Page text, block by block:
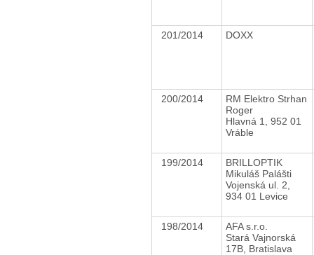
201/2014 DOXX
200/2014
RM Elektro Strhan
Roger
Hlavná 1, 952 01
Vráble
199/2014
BRILLOPTIK
Mikuláš Palášti
Vojenská ul. 2,
934 01 Levice
198/2014
AFA s.r.o.
Stará Vajnorská
17B, Bratislava